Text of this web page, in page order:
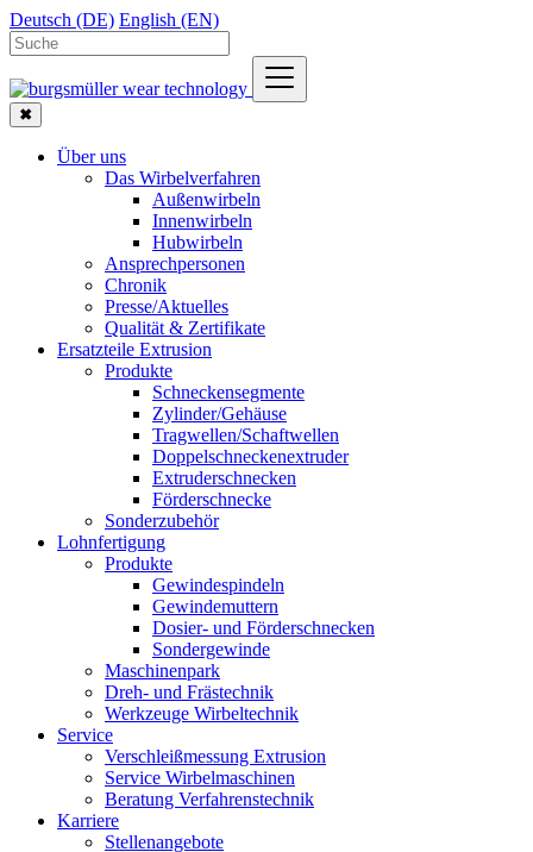
Deutsch (DE) English (EN)
✖
Über uns
Das Wirbelverfahren
Außenwirbeln
Innenwirbeln
Hubwirbeln
Ansprechpersonen
Chronik
Presse/Aktuelles
Qualität & Zertifikate
Ersatzteile Extrusion
Produkte
Schneckensegmente
Zylinder/Gehäuse
Tragwellen/Schaftwellen
Doppelschneckenextruder
Extruderschnecken
Förderschnecke
Sonderzubehör
Lohnfertigung
Produkte
Gewindespindeln
Gewindemuttern
Dosier- und Förderschnecken
Sondergewinde
Maschinenpark
Dreh- und Frästechnik
Werkzeuge Wirbeltechnik
Service
Verschleißmessung Extrusion
Service Wirbelmaschinen
Beratung Verfahrenstechnik
Karriere
Stellenangebote